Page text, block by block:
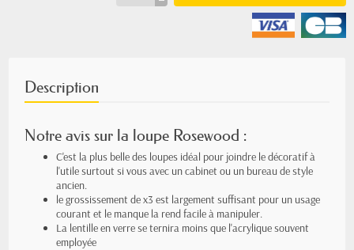
Description
Notre avis sur la loupe Rosewood :
C'est la plus belle des loupes idéal pour joindre le décoratif à
l'utile surtout si vous avec un cabinet ou un bureau de style
ancien.
le grossissement de x3 est largement suffisant pour un usage
courant et le manque la rend facile à manipuler.
La lentille en verre se ternira moins que l'acrylique souvent
employée